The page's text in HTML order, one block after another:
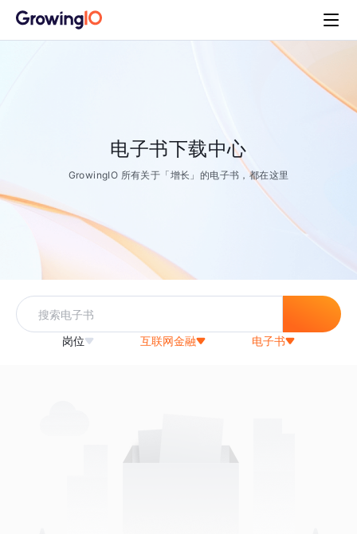
电子书下载中心
GrowingIO 所有关于「增长」的电子书，都在这里
岗位 互联网金融 电子书